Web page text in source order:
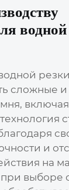
водной
сложные
и
на
выборе